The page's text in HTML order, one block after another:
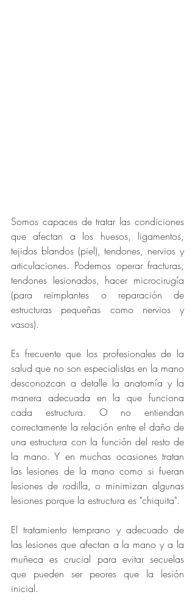
Somos capaces de tratar las condiciones
que afectan a los huesos, ligamentos,
tejidos blandos (piel), tendones, nervios y
articulaciones. Podemos operar fracturas,
tendones lesionados, hacer microcirugía
(para reimplantes o reparación de
estructuras pequeñas como nervios y
vasos).
Es frecuente que los profesionales de la
salud que no son especialistas en la mano
desconozcan a detalle la anatomía y la
manera adecuada en la que funciona
cada estructura. O no entiendan
correctamente la relación entre el daño de
una estructura con la función del resto de
la mano. Y en muchas ocasiones tratan
las lesiones de la mano como si fueran
lesiones de rodilla, o minimizan algunas
lesiones porque la estructura es "chiquita".
El tratamiento temprano y adecuado de
las lesiones que afectan a la mano y a la
muñeca es crucial para evitar secuelas
que pueden ser peores que la lesión
inicial.